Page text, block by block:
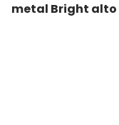
metal Bright alto